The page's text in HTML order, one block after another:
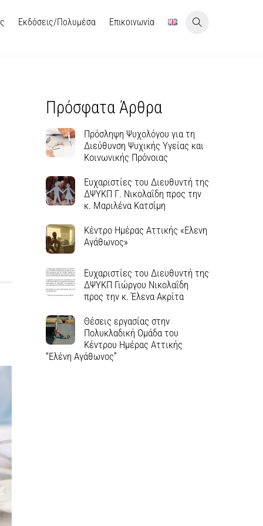
Εκδόσεις/Πολυμέσα Επικοινωνία
Πρόσφατα Άρθρα
Πρόσληψη Ψυχολόγου για τη
Διεύθυνση Ψυχικής Υγείας και
Κοινωνικής Πρόνοιας
Ευχαριστίες του Διευθυντή της
ΔΨΥΚΠ Γ. Νικολαΐδη προς την
κ. Μαριλένα Κατσίμη
Κέντρο Ημέρας Αττικής «Ελενη
Αγάθωνος»
Ευχαριστίες του Διευθυντή της
ΔΨΥΚΠ Γιώργου Νικολαΐδη
προς την κ. Έλενα Ακρίτα
Θέσεις εργασίας στην
Πολυκλαδική Ομάδα του
Κέντρου Ημέρας Αττικής
“Ελένη Αγάθωνος”